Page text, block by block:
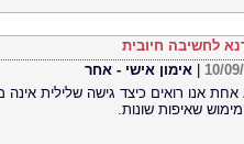
לחשיבה חיובית
10/
אימון אישי - אחר
אחת אנו רואים כיצד גישה שלילית
שאיפות שונות.